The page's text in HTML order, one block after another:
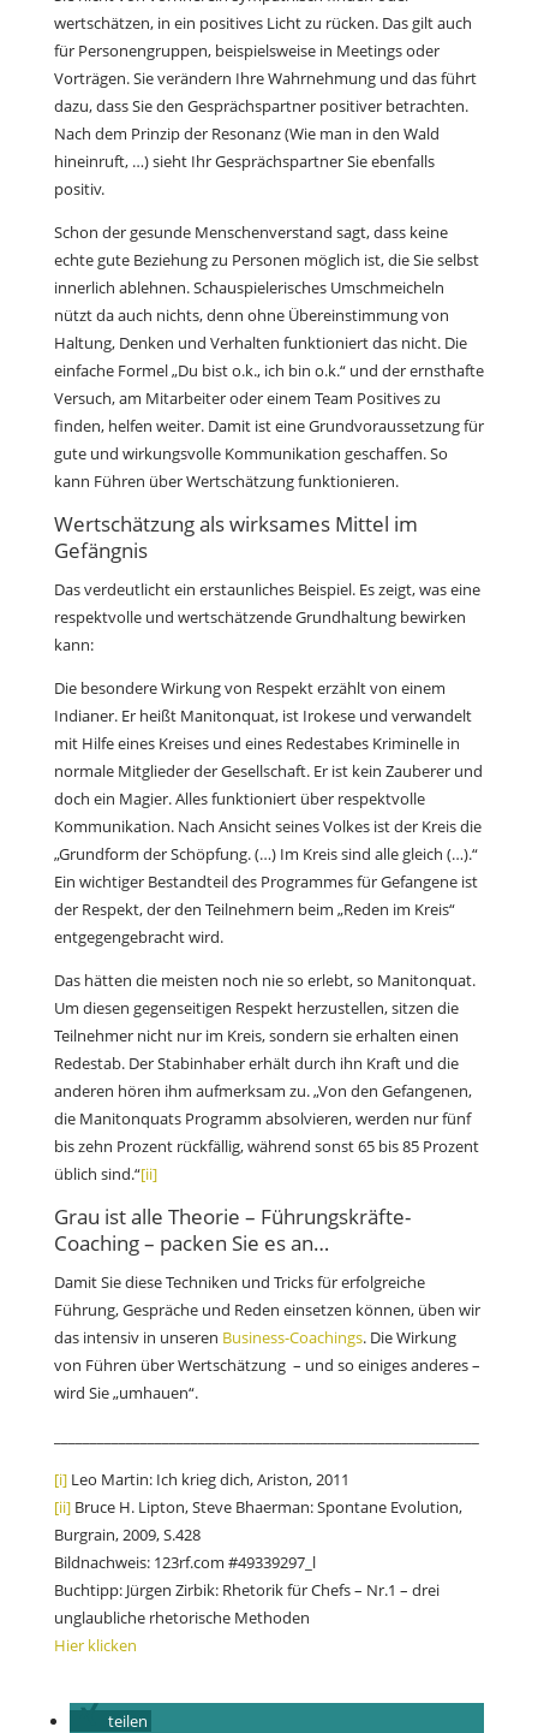
wertschätzen, in ein positives Licht zu rücken. Das gilt auch
für Personengruppen, beispielsweise in Meetings oder
Vorträgen. Sie verändern Ihre Wahrnehmung und das führt
dazu, dass Sie den Gesprächspartner positiver betrachten.
Nach dem Prinzip der Resonanz (Wie man in den Wald
hineinruft, …) sieht Ihr Gesprächspartner Sie ebenfalls
positiv.
Schon der gesunde Menschenverstand sagt, dass keine
echte gute Beziehung zu Personen möglich ist, die Sie selbst
innerlich ablehnen. Schauspielerisches Umschmeicheln
nützt da auch nichts, denn ohne Übereinstimmung von
Haltung, Denken und Verhalten funktioniert das nicht. Die
einfache Formel „Du bist o.k., ich bin o.k.“ und der ernsthafte
Versuch, am Mitarbeiter oder einem Team Positives zu
finden, helfen weiter. Damit ist eine Grundvoraussetzung für
gute und wirkungsvolle Kommunikation geschaffen. So
kann Führen über Wertschätzung funktionieren.
Wertschätzung als wirksames Mittel im
Gefängnis
Das verdeutlicht ein erstaunliches Beispiel. Es zeigt, was eine
respektvolle und wertschätzende Grundhaltung bewirken
kann:
Die besondere Wirkung von Respekt erzählt von einem
Indianer. Er heißt Manitonquat, ist Irokese und verwandelt
mit Hilfe eines Kreises und eines Redestabes Kriminelle in
normale Mitglieder der Gesellschaft. Er ist kein Zauberer und
doch ein Magier. Alles funktioniert über respektvolle
Kommunikation. Nach Ansicht seines Volkes ist der Kreis die
„Grundform der Schöpfung. (…) Im Kreis sind alle gleich (…).“
Ein wichtiger Bestandteil des Programmes für Gefangene ist
der Respekt, der den Teilnehmern beim „Reden im Kreis“
entgegengebracht wird.
Das hätten die meisten noch nie so erlebt, so Manitonquat.
Um diesen gegenseitigen Respekt herzustellen, sitzen die
Teilnehmer nicht nur im Kreis, sondern sie erhalten einen
Redestab. Der Stabinhaber erhält durch ihn Kraft und die
anderen hören ihm aufmerksam zu. „Von den Gefangenen,
die Manitonquats Programm absolvieren, werden nur fünf
bis zehn Prozent rückfällig, während sonst 65 bis 85 Prozent
üblich sind.“[ii]
Grau ist alle Theorie – Führungskräfte-
Coaching – packen Sie es an…
Damit Sie diese Techniken und Tricks für erfolgreiche
Führung, Gespräche und Reden einsetzen können, üben wir
das intensiv in unseren Business-Coachings. Die Wirkung
von Führen über Wertschätzung – und so einiges anderes –
wird Sie „umhauen“.
[i]Leo Martin: Ich krieg dich, Ariston, 2011
[ii]Bruce H. Lipton, Steve Bhaerman: Spontane Evolution,
Burgrain, 2009, S.428
Bildnachweis: 123rf.com #49339297_l
Buchtipp: Jürgen Zirbik: Rhetorik für Chefs – Nr.1 – drei
unglaubliche rhetorische Methoden
Hier klicken
teilen